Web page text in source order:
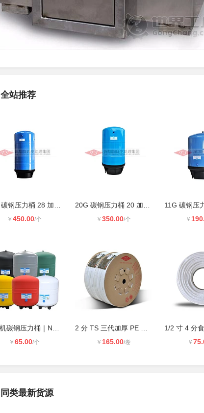
全站推荐
￥ 450.00/个 ￥ 350.00/个 ￥
￥ 65.00/个 ￥ 165.00/卷 ￥
同类最新货源